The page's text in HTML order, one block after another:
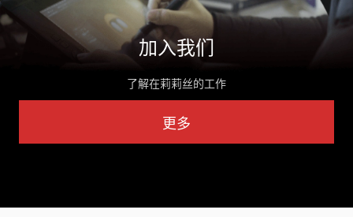
加入我们
了解在莉莉丝的工作
更多